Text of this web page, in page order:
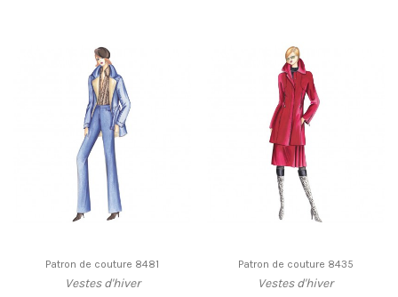
Patron de couture 8481
Vestes d'hiver
Patron de couture 8435
Vestes d'hiver